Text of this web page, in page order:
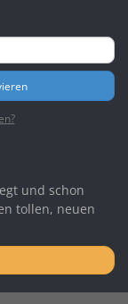
und schon
tollen, neuen